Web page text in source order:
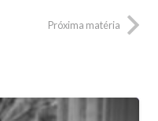
Próxima matéria